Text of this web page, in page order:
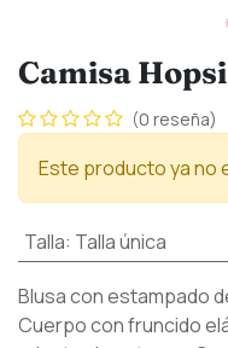
Camisa
(0 reseña)
Este producto ya no
Talla: Talla única
Blusa con estampado
Cuerpo con fruncido